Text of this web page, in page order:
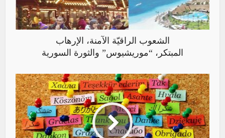
الشعوب الراقيّة الآمنة، الإرهاب
المبتكر، “موريشيوس” والثورة السورية